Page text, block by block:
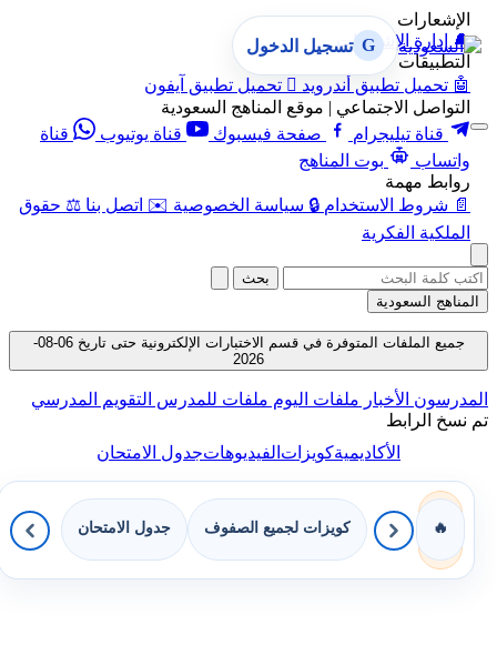
الإشعارات
🔔
إدارة الإشعارات
التطبيقات
🤖 تحميل تطبيق أندرويد  تحميل تطبيق آيفون
التواصل الاجتماعي | موقع المناهج السعودية
قناة تيليجرام
صفحة فيسبوك قناة يوتيوب
قناة
واتساب
بوت المناهج
روابط مهمة
📄 شروط الاستخدام 🔒 سياسة الخصوصية ✉️ اتصل بنا ⚖️ حقوق
الملكية الفكرية
G تسجيل الدخول
بحث
المناهج السعودية
جميع الملفات المتوفرة في قسم الاختبارات الإلكترونية حتى تاريخ 06-08-
2026
المدرسون الأخبار ملفات اليوم ملفات للمدرس التقويم المدرسي
تم نسخ الرابط
الأكاديميةكويزاتالفيديوهاتجدول الامتحان
🔥 كويزات لجميع الصفوف جدول الامتحان